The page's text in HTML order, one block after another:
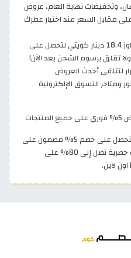
وتخفيضات نهاية العام، عروض
مقابل السعر عند اختيار عطرك
تأكد ان قيمة مشترياتك تتجاوز 18.4 دينار كويتي لتحصل على
تقلق برسوم الشحن بعد الآن!
لتتلقى أحدث العروض
ومتاجر التسوق الإلكترونية
فعّل كود خصم ريف الجديد (PL93) لتحصل على خصم 5% مضمون على
أفضل عطور ريف الأصلية + خصومات حصرية تصل إلى 80% على